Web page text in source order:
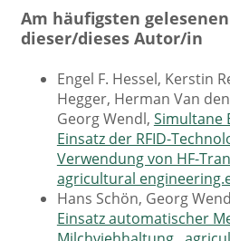
Am häufigsten
dieser/dieses Autor/in
Engel F. Hessel, Kerstin
Hegger, Herman Van
Georg Wendl, Simultane
Einsatz der RFID-
Verwendung von HF-
agricultural
Hans Schön, Georg
Einsatz automatischer